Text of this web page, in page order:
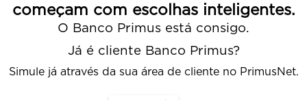
começam com escolhas inteligentes.
O Banco Primus está consigo.
Já é cliente Banco Primus?
Simule já através da sua área de cliente no PrimusNet.